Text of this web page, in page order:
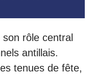
rôle central
antillais.
tenues de fête,